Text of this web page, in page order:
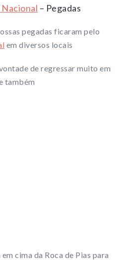
Nacional – Pegadas
pegadas ficaram pelo
em diversos locais
de regressar muito em
também
cima da Roca de Pias para